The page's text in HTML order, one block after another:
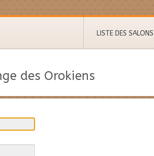
LISTE DES SALONS
des Orokiens